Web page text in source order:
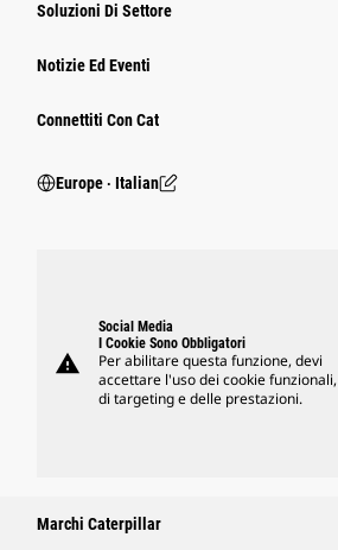
Soluzioni Di Settore
Notizie Ed Eventi
Connettiti Con Cat
Europe ‧ Italian
warning
Social Media
I Cookie Sono Obbligatori
Per abilitare questa funzione, devi
accettare l'uso dei cookie funzionali,
di targeting e delle prestazioni.
Marchi Caterpillar